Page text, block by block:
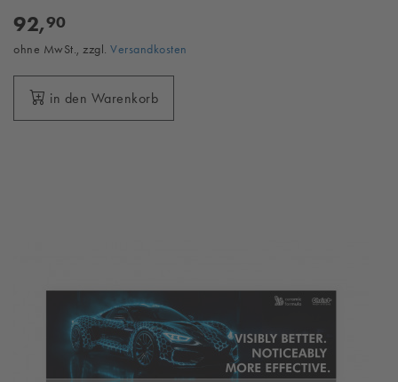
92,90
ohne MwSt., zzgl. Versandkosten
in den Warenkorb